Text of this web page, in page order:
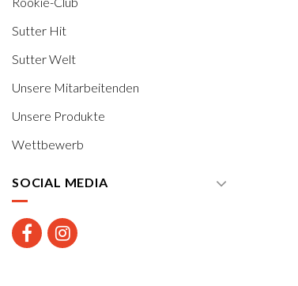
Sutter Hit
Sutter Welt
Unsere Mitarbeitenden
Unsere Produkte
Wettbewerb
SOCIAL MEDIA